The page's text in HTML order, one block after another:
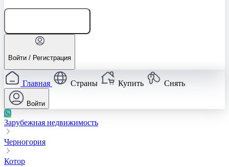
Войти / Регистрация
Главная Страны Купить Снять
Войти
Зарубежная недвижимость
Черногория
Котор